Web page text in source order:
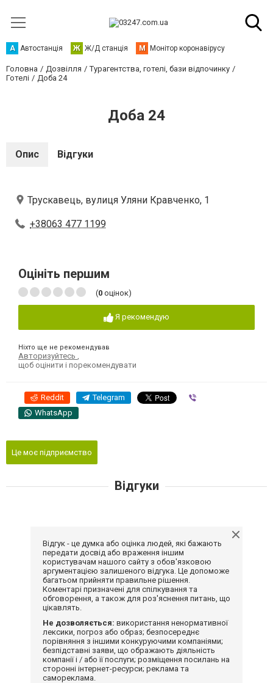
А Автостанція Ж Ж/Д станція М Монітор коронавірусу
Головна Дозвілля
Турагентства, готелі, бази відпочинку
Готелі
Доба 24
Доба 24
Опис Відгуки
Трускавець, вулиця Уляни Кравченко, 1
+38063 477 1199
Оцініть першим
(0 оцінок)
Я рекомендую
Ніхто ще не рекомендував
Авторизуйтесь
щоб оцінити і порекомендувати
Reddit Telegram
WhatsApp
Це моє підприємство
Відгуки
Відгук - це думка або оцінка людей, які бажають
передати досвід або враження іншим
користувачам нашого сайту з обов'язковою
аргументацією залишеного відгука. Це допоможе
багатьом прийняти правильне рішення.
Коментарі призначені для спілкування та
обговорення, а також для роз'яснення питань, що
цікавлять.
Не дозволяється: використання ненормативної
лексики, погроз або образ; безпосереднє
порівняння з іншими конкуруючими компаніями;
безпідставні заяви, що ображають діяльність
компанії і / або її послуги; розміщення посилань на
сторонні інтернет-ресурси; реклама та
самореклама.